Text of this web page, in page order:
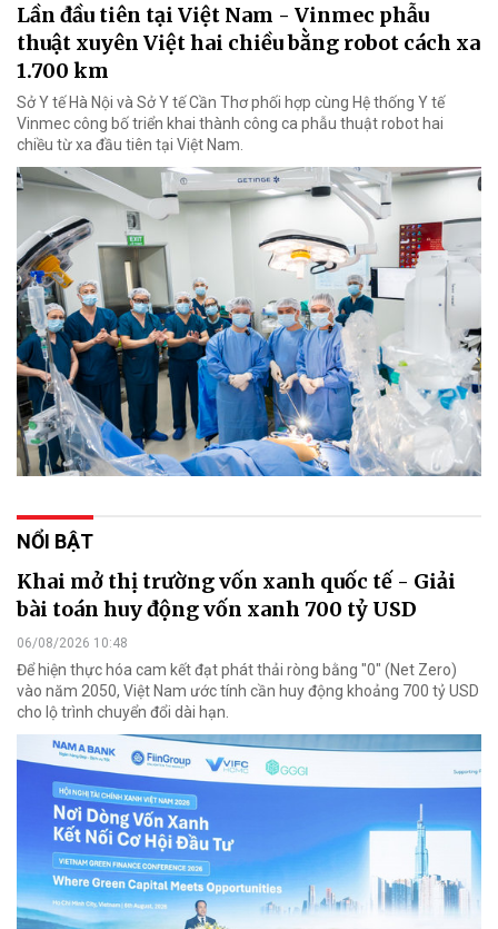
Lần đầu tiên tại Việt Nam - Vinmec phẫu
thuật xuyên Việt hai chiều bằng robot cách xa
1.700 km
Sở Y tế Hà Nội và Sở Y tế Cần Thơ phối hợp cùng Hệ thống Y tế
Vinmec công bố triển khai thành công ca phẫu thuật robot hai
chiều từ xa đầu tiên tại Việt Nam.
NỔI BẬT
Khai mở thị trường vốn xanh quốc tế - Giải
bài toán huy động vốn xanh 700 tỷ USD
06/08/2026 10:48
Để hiện thực hóa cam kết đạt phát thải ròng bằng "0" (Net Zero)
vào năm 2050, Việt Nam ước tính cần huy động khoảng 700 tỷ USD
cho lộ trình chuyển đổi dài hạn.